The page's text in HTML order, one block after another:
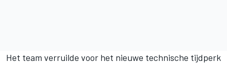
Het team verruilde voor het nieuwe technische tijdperk